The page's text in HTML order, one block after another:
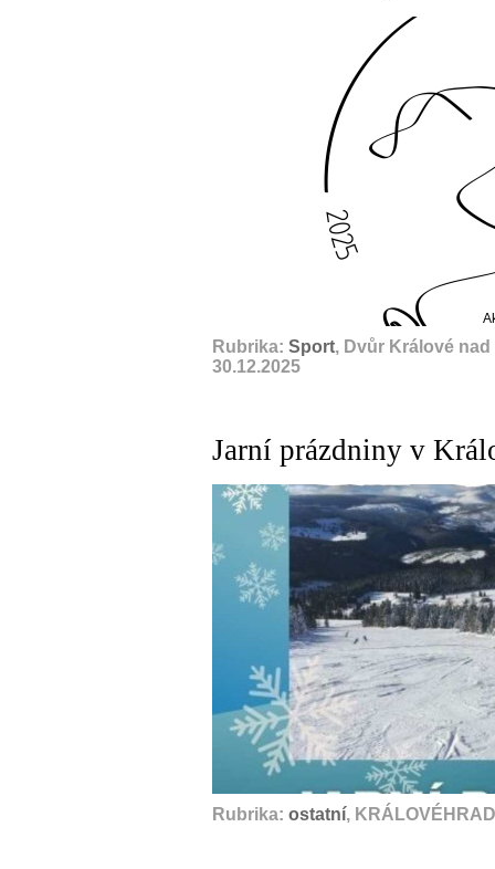
Rubrika: Sport, Dvůr Králové
30.12.2025
Jarní prázdniny v
Rubrika: ostatní,